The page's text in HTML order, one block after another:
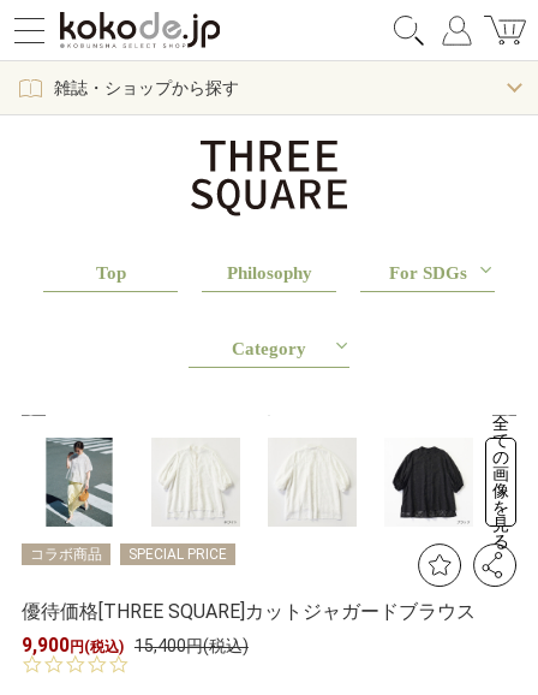
雑誌・ショップから探す
Top Philosophy For SDGs
Category
全
て
の
画
像
を
見
る
コラボ商品 SPECIAL PRICE
優待価格[THREE SQUARE]カットジャガードブラウス
9,900円(税込) 15,400円(税込)
0.